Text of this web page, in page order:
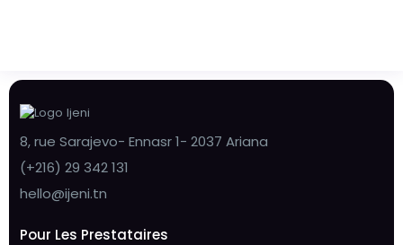
8, rue Sarajevo- Ennasr 1- 2037 Ariana
(+216) 29 342 131
hello@ijeni.tn
Pour Les Prestataires